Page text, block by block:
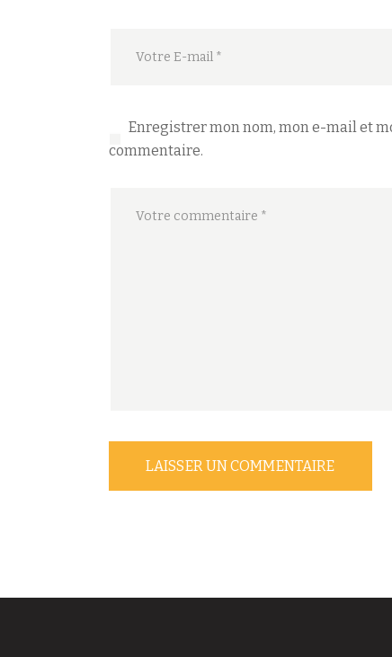
Enregistrer mon nom, mon e-mail et
commentaire.